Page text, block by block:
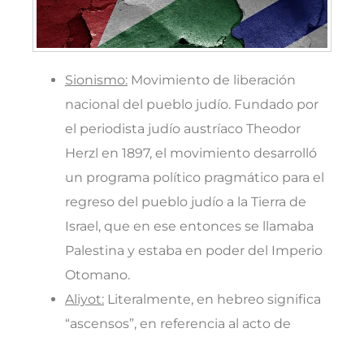
Sionismo: Movimiento de liberación
nacional del pueblo judío. Fundado por
el periodista judío austríaco Theodor
Herzl en 1897, el movimiento desarrolló
un programa político pragmático para el
regreso del pueblo judío a la Tierra de
Israel, que en ese entonces se llamaba
Palestina y estaba en poder del Imperio
Otomano.
Aliyot: Literalmente, en hebreo significa
“ascensos”, en referencia al acto de